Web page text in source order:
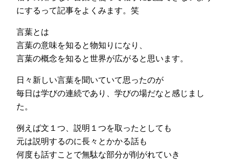
にするって記事をよくみます。笑
言葉とは
言葉の意味を知ると物知りになり、
言葉の概念を知ると世界が広がると思います。
日々新しい言葉を聞いていて思ったのが
毎日は学びの連続であり、学びの場だなと感じまし
た。
例えば文１つ、説明１つを取ったとしても
元は説明するのに長々とかかる話も
何度も話すことで無駄な部分が削がれていき